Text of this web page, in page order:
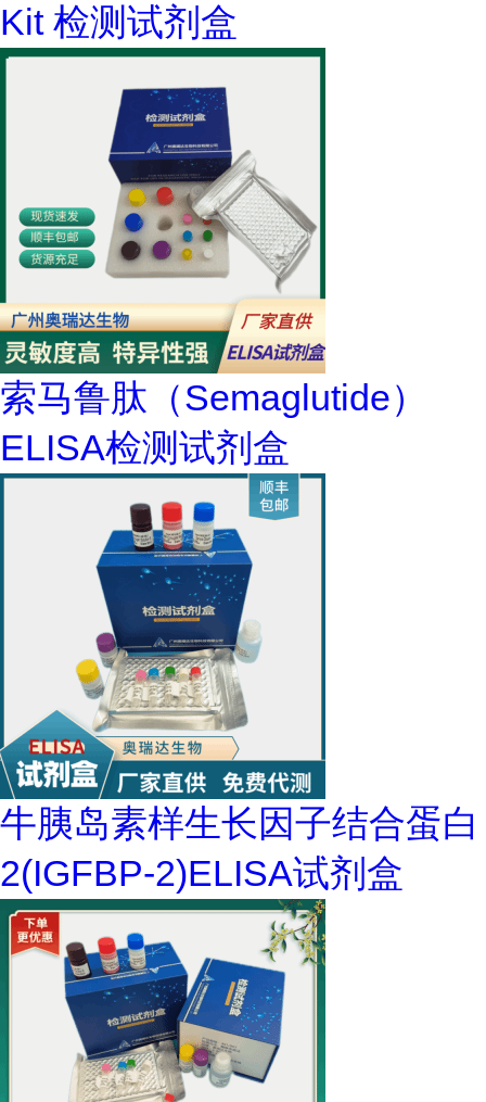
Kit 检测试剂盒
索马鲁肽（Semaglutide）
ELISA检测试剂盒
牛胰岛素样生长因子结合蛋白
2(IGFBP-2)ELISA试剂盒